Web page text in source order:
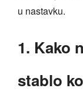
u nastavku.
1. Kako
stablo